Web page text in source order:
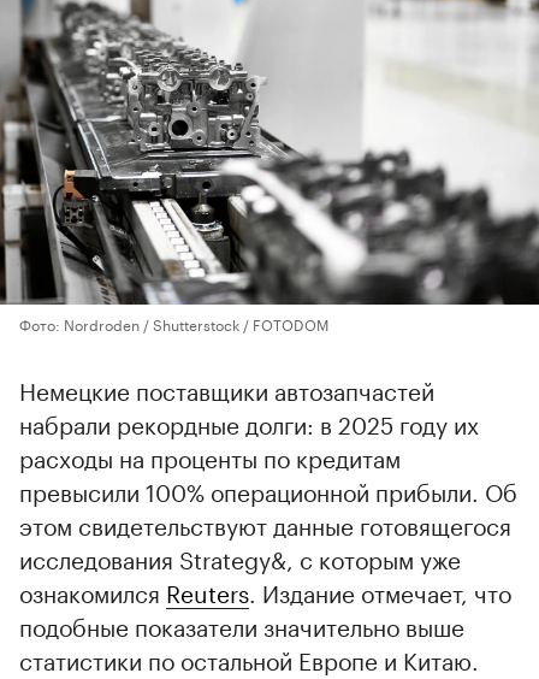
Фото: Nordroden / Shutterstock / FOTODOM
Немецкие поставщики автозапчастей
набрали рекордные долги: в 2025 году их
расходы на проценты по кредитам
превысили 100% операционной прибыли. Об
этом свидетельствуют данные готовящегося
исследования Strategy&, с которым уже
ознакомился Reuters. Издание отмечает, что
подобные показатели значительно выше
статистики по остальной Европе и Китаю.